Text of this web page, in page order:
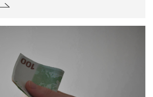
期徒刑3月，其餘同夥則皆無罪。案經
由的保障，因此無法主張該權利受侵